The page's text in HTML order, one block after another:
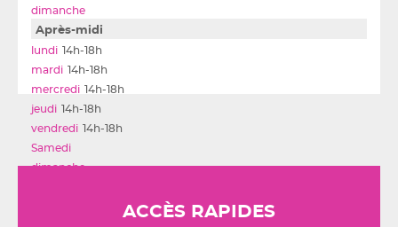
Après-midi
14h-18h
14h-18h
14h-18h
14h-18h
14h-18h
ACCÈS RAPIDES